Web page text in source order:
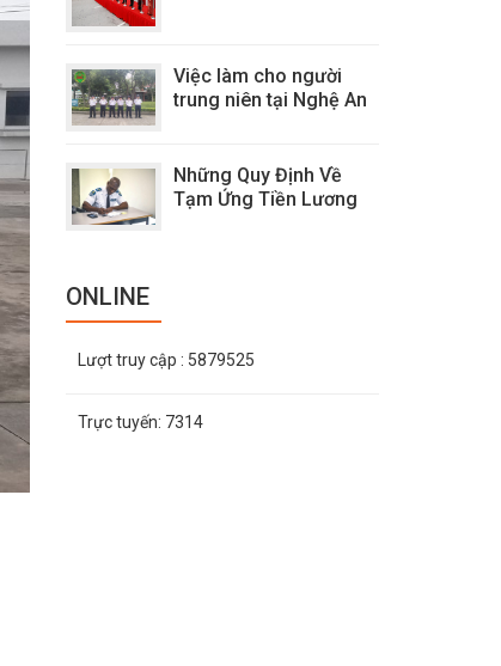
Việc làm cho người
trung niên tại Nghệ An
Những Quy Định Về
Tạm Ứng Tiền Lương
ONLINE
Lượt truy cập : 5879525
Trực tuyến: 7314